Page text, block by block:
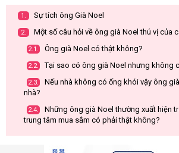
1. Sự tích ông Già Noel
2. Một số câu hỏi về ông già Noel thú vị của
2.1. Ông già Noel có thật không?
2.2. Tại sao có ông già Noel nhưng không
2.3.
Nếu nhà không có ống khói vậy ông
nhà?
2.4.
Những ông già Noel thường xuất hiện
trung tâm mua sắm có phải thật không?